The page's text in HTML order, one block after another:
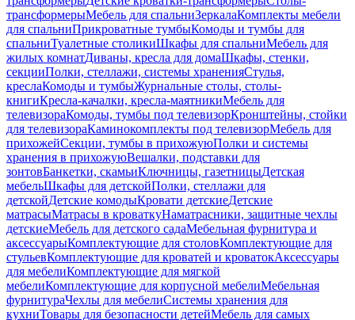
трансформерыМебель для спальниЗеркалаКомплекты мебели
для спальниПрикроватные тумбыКомоды и тумбы для
спальниТуалетные столикиШкафы для спальниМебель для
жилых комнатДиваны, кресла для домаШкафы, стенки,
секцииПолки, стеллажи, системы храненияСтулья,
креслаКомоды и тумбыЖурнальные столы, столы-
книгиКресла-качалки, кресла-маятникиМебель для
телевизораКомоды, тумбы под телевизорКронштейны, стойки
для телевизораКаминокомплекты под телевизорМебель для
прихожейСекции, тумбы в прихожуюПолки и системы
хранения в прихожуюВешалки, подставки для
зонтовБанкетки, скамьиКлючницы, газетницыДетская
мебельШкафы для детскойПолки, стеллажи для
детскойДетские комодыКровати детскиеДетские
матрасыМатрасы в кроваткуНаматрасники, защитные чехлы
детскиеМебель для детского садаМебельная фурнитура и
аксессуарыКомплектующие для столовКомплектующие для
стульевКомплектующие для кроватей и кроватокАксессуары
для мебелиКомплектующие для мягкой
мебелиКомплектующие для корпусной мебелиМебельная
фурнитураЧехлы для мебелиСистемы хранения для
кухниТовары для безопасности детейМебель для самых